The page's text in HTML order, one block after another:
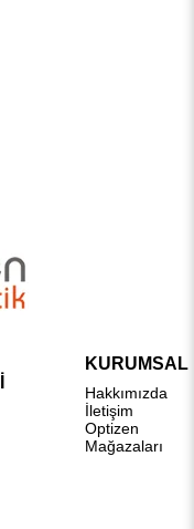
KURUMSAL
Hakkımızda
İletişim
Optizen
Mağazaları